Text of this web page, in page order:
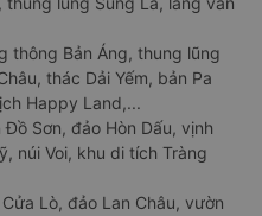
thông Bản Áng, thung lũng
thác Dải Yếm, bản Pa
Happy Land,...
Đồ Sơn, đảo Hòn Dấu, vịnh
núi Voi, khu di tích Tràng
Cửa Lò, đảo Lan Châu, vườn